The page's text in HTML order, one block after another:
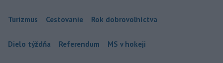
Turizmus Cestovanie Rok dobrovoľníctva
Dielo týždňa Referendum MS v hokeji